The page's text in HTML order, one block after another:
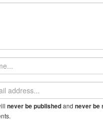
never be publishedand never be